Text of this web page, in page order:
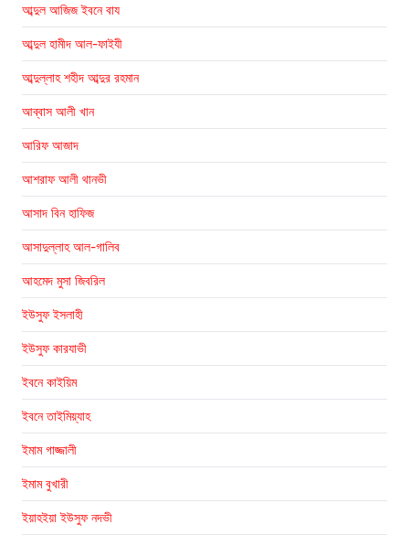
আব্দুল আজিজ ইবনে বায
আব্দুল হামীদ আল-ফাইযী
আব্দুল্লাহ শহীদ আব্দুর রহমান
আব্বাস আলী খান
আরিফ আজাদ
আশরাফ আলী থানভী
আসাদ বিন হাফিজ
আসাদুল্লাহ আল-গালিব
আহমেদ মুসা জিবরিল
ইউসুফ ইসলাহী
ইউসুফ কারযাভী
ইবনে কাইয়িম
ইবনে তাইমিয়্যাহ
ইমাম গাজ্জালী
ইমাম বুখারী
ইয়াহইয়া ইউসুফ নদভী